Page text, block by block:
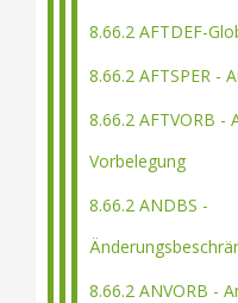
8.66.2 AFTDEF-
8.66.2 AFTSPER -
8.66.2 AFTVORB -
Vorbelegung
8.66.2 ANDBS -
8.66.2 ANVORB -